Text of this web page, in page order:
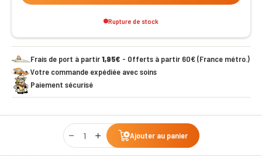
Rupture de stock
Frais de port à partir1,95€ - Offerts à partir 60€ (France métro.)
Votre commande expédiée avec soins
Paiement sécurisé
Qty
Ajouter au panier